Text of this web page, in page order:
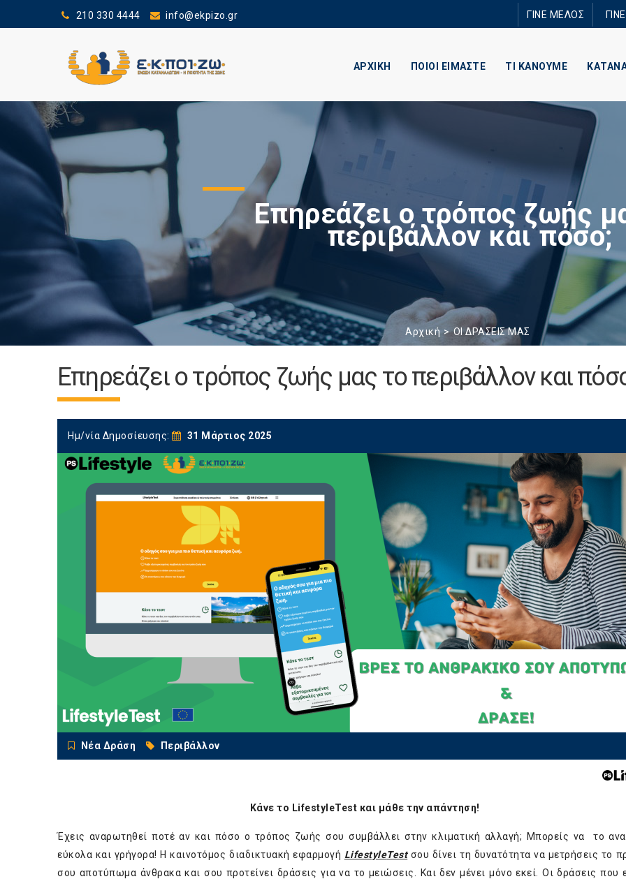
210 330 4444 info@ekpizo.gr ΓΙΝΕ ΜΕΛΟΣ
ΑΡΧΙΚΗ ΠΟΙΟΙ ΕΙΜΑΣΤΕ ΤΙ ΚΑΝΟΥΜΕ
Επηρεάζει ο τρόπος ζωής
περιβάλλον και πόσο;
Αρχική ΟΙ ΔΡΑΣΕΙΣ ΜΑΣ
Επηρεάζει ο τρόπος ζωής μας το περιβάλλον και
Ημ/νία Δημοσίευσης: 31 Μάρτιος 2025
Νέα Δράση Περιβάλλον
Κάνε το LifestyleTest και μάθε την απάντηση!
Έχεις αναρωτηθεί ποτέ αν και πόσο ο τρόπος ζωής σου συμβάλλει στην κλιματική αλλαγή; Μπορείς να το
εύκολα και γρήγορα! Η καινοτόμος διαδικτυακή εφαρμογή LifestyleTestσου δίνει τη δυνατότητα να μετρήσεις το
σου αποτύπωμα άνθρακα και σου προτείνει δράσεις για να το μειώσεις. Και δεν μένει μόνο εκεί. Οι δράσεις που